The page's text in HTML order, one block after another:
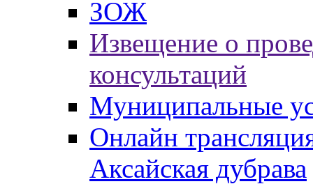
ЗОЖ
Извещение о
консультаций
Муниципальные
Онлайн
Аксайская дубрава